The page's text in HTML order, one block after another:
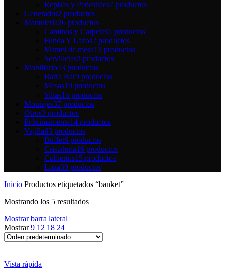
Repisas y Pedestales7 productos
Generador2 productos
Mantelería26 productos
Caminos y Carpetas5 productos
Funda Y Lazos2 productos
Mantel de mesa13 productos
Servilletas3 productos
Mobiliario43 productos
Barra Bar9 productos
Mesas19 productos
Sillas15 productos
Montajes37 productos
Otros3 productos
Próximamente14 productos
Vajilla63 productos
Buffet6 productos
Cristalería16 productos
Cubiertos15 productos
Loza30 productos
Inicio Productos etiquetados “banket”
Mostrando los 5 resultados
Mostrar barra lateral
Mostrar9 12 18 24
Vista rápida